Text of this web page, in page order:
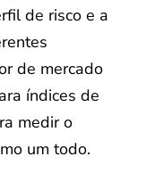
de risco e a
de mercado
índices de
medir o
um todo.